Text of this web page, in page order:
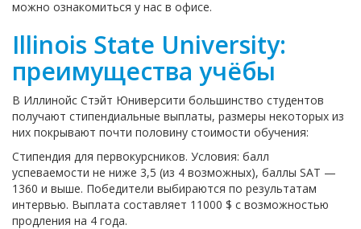
можно ознакомиться у нас в офисе.
Illinois State University:
преимущества учёбы
В Иллинойс Стэйт Юниверсити большинство студентов
получают стипендиальные выплаты, размеры некоторых из
них покрывают почти половину стоимости обучения:
Стипендия для первокурсников. Условия: балл
успеваемости не ниже 3,5 (из 4 возможных), баллы SAT —
1360 и выше. Победители выбираются по результатам
интервью. Выплата составляет 11000 $ с возможностью
продления на 4 года.